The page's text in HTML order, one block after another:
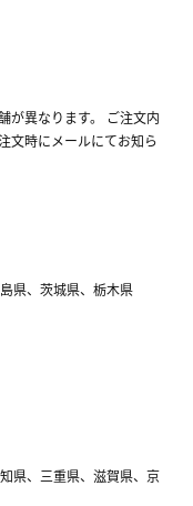
が異なります。 ご注文内
文時にメールにてお知ら
県、茨城県、栃木県
県、三重県、滋賀県、京